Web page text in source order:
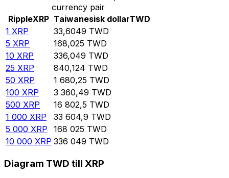
currency pair
RippleXRP Taiwanesisk dollarTWD
1 XRP 33,6049 TWD
5 XRP 168,025 TWD
10 XRP 336,049 TWD
25 XRP 840,124 TWD
50 XRP 1 680,25 TWD
100 XRP 3 360,49 TWD
500 XRP 16 802,5 TWD
1 000 XRP 33 604,9 TWD
5 000 XRP 168 025 TWD
10 000 XRP 336 049 TWD
Diagram TWD till XRP